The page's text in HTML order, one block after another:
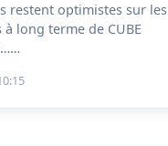
restent optimistes sur les
à long terme de CUBE